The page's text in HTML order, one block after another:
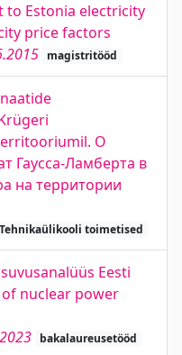
Estonia electricity
price factors
magistritööd
О
Гаусса-Ламберта в
на территории
Tehnikaülikooli toimetised
Eesti
nuclear power
bakalaureusetööd